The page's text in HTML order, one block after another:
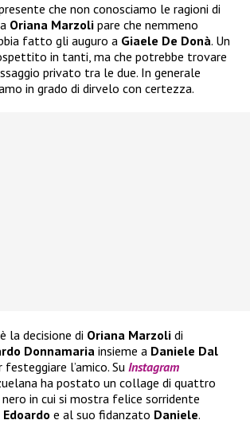
che non conosciamo le ragioni di
Oriana Marzoli pare che nemmeno
fatto gli auguro a Giaele De Donà. Un
in tanti, ma che potrebbe trovare
privato tra le due. In generale
in grado di dirvelo con certezza.
la decisione di Oriana Marzoli di
Donnamaria insieme a Daniele Dal
festeggiare l’amico. Su Instagram
ha postato un collage di quattro
in cui si mostra felice sorridente
Edoardo e al suo fidanzato Daniele.